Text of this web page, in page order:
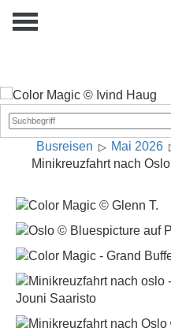
Busreisen
Mai 2026
Minikreuzfahrt nach